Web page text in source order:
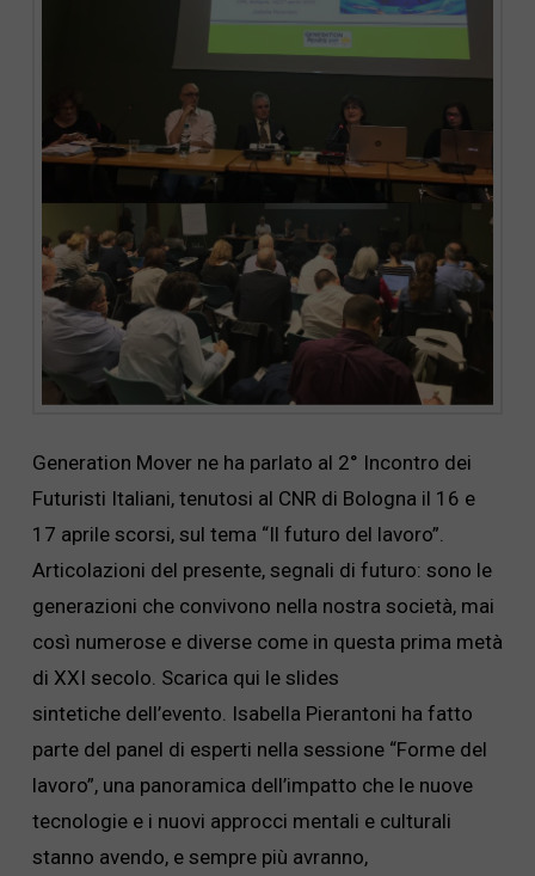
Generation Mover ne ha parlato al 2° Incontro dei
Futuristi Italiani, tenutosi al CNR di Bologna il 16 e
17 aprile scorsi, sul tema “Il futuro del lavoro”.
Articolazioni del presente, segnali di futuro: sono le
generazioni che convivono nella nostra società, mai
così numerose e diverse come in questa prima metà
di XXI secolo. Scarica qui le slides
sintetiche dell’evento. Isabella Pierantoni ha fatto
parte del panel di esperti nella sessione “Forme del
lavoro”, una panoramica dell’impatto che le nuove
tecnologie e i nuovi approcci mentali e culturali
stanno avendo, e sempre più avranno,